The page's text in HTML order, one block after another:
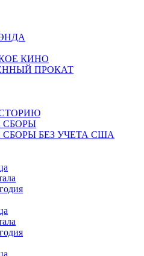
КИНО
ПРОКАТ
БЕЗ УЧЕТА США